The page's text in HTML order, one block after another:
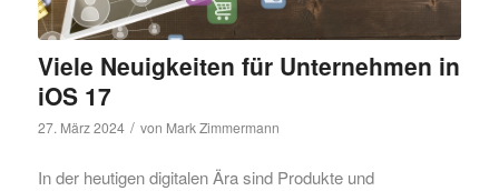
Viele Neuigkeiten für Unternehmen in
iOS 17
27. März 2024 / von Mark Zimmermann
In der heutigen digitalen Ära sind Produkte und